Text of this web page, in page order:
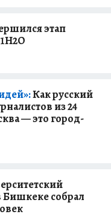
этап
Как русский
из 24
— это город-
собрал